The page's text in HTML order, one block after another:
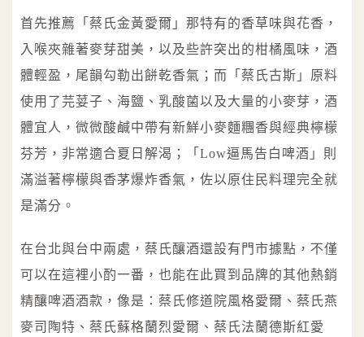
首先推薦「蔡氏金黃愛爾」那特有的香草味與花香，
入喉夾雜著麥芽甜美，以及些許突出的柑橘風味，酒
體輕盈，尾韻勾勒出餅乾香氣；而「蔡氏古斯」原料
使用了芫荽子、海鹽、乳酸菌以及大量的小麥芽，酒
體宜人，微微酸鹹中帶有新鮮小麥麵糰香與經典檸檬
芬芳，非常適合夏日解渴；「Low逼馬告白啤酒」則
滿溢著檸檬與香茅爆炸香氣，佐以原住民料理完全就
是滿分。
在台北與台中兩處，蔡氏釀酒還設有門市據點，不僅
可以在這裡小酌一番，也能在此買到品牌的其他熱銷
精釀啤酒酒款，像是：蔡氏修道院風格愛爾、蔡氏燕
麥司陶特、蔡氏蘇格蘭烈愛爾、蔡氏法蘭德斯紅愛